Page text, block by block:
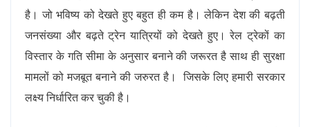
है। जो भविष्य को देखते हुए बहुत ही कम है। लेकिन देश की बढ़ती
जनसंख्या और बढ़ते ट्रेन यात्रियों को देखते हुए। रेल ट्रेकों का
विस्तार के गति सीमा के अनुसार बनाने की जरूरत है साथ ही सुरक्षा
मामलों को मजबूत बनाने की जरुरत है। जिसके लिए हमारी सरकार
लक्ष्य निर्धारित कर चुकी है।